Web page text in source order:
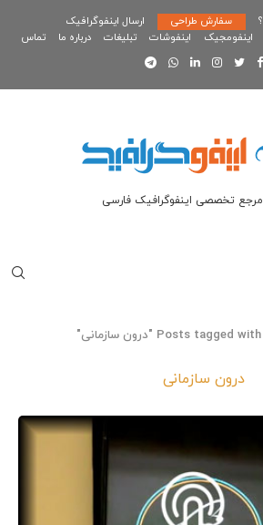
سفارش طراحی
ارسال اینفوگرافیک
اینفومجیک اینفوشات تبلیغات درباره ما تماس
تخصصی اینفوگرافیک فارسی
Posts tagged with "درون سازمانی"
درون سازمانی